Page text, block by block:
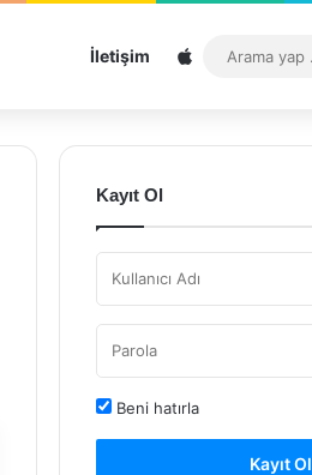
İletişim Sitemap
Kayıt Ol
Beni hatırla
Kayıt Ol